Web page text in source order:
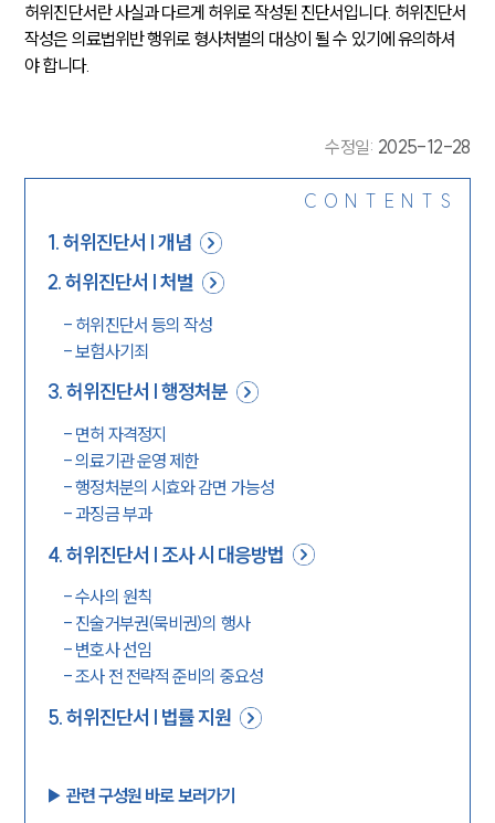
허위진단서란 사실과 다르게 허위로 작성된 진단서입니다. 허위진단서
작성은 의료법위반 행위로 형사처벌의 대상이 될 수 있기에 유의하셔
야 합니다.
수정일: 2025-12-28
CONTENTS
1.허위진단서 | 개념
2.허위진단서 | 처벌
- 허위진단서 등의 작성
-보험사기죄
3.허위진단서 | 행정처분
- 면허 자격정지
-의료기관 운영 제한
-행정처분의 시효와 감면 가능성
-과징금 부과
4.허위진단서 | 조사 시 대응방법
-수사의 원칙
- 진술거부권(묵비권)의 행사
- 변호사 선임
-조사 전 전략적 준비의 중요성
5.허위진단서 | 법률 지원
▶︎ 관련 구성원 바로 보러가기